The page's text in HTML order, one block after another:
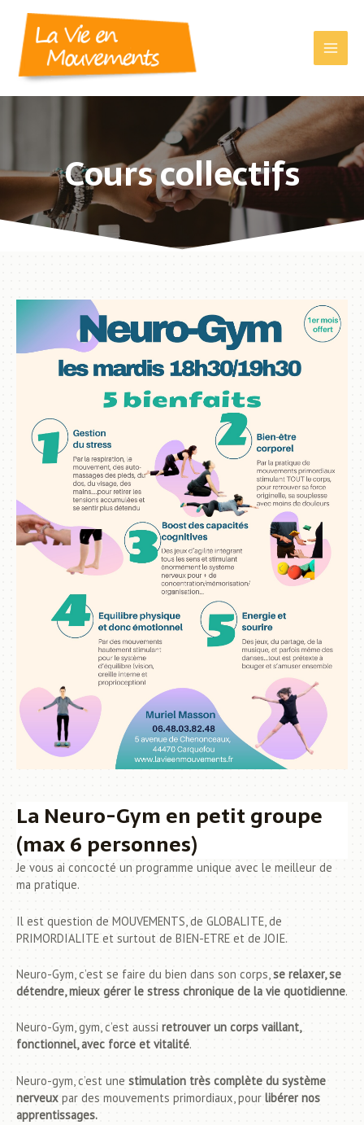
Cours collectifs
La Neuro-Gym en petit groupe
(max 6 personnes)
Je vous ai concocté un programme unique avec le meilleur de
ma pratique.
Il est question de MOUVEMENTS, de GLOBALITE, de
PRIMORDIALITE et surtout de BIEN-ETRE et de JOIE.
Neuro-Gym, c’est se faire du bien dans son corps,se relaxer, se
détendre, mieux gérer le stress chronique de la vie quotidienne.
Neuro-Gym, gym, c’est aussi retrouver un corps vaillant,
fonctionnel, avec force et vitalité.
Neuro-gym, c’est une stimulation très complète du système
nerveux par des mouvements primordiaux, pour libérer nos
apprentissages.